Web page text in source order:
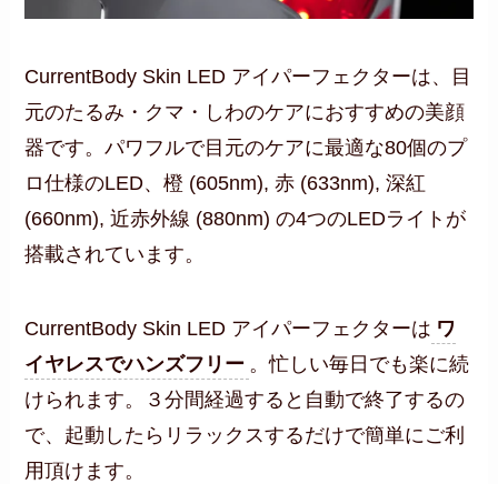
CurrentBody Skin LED アイパーフェクターは、目
元のたるみ・クマ・しわのケアにおすすめの美顔
器です。パワフルで目元のケアに最適な80個のプ
ロ仕様のLED、橙 (605nm), 赤 (633nm), 深紅
(660nm), 近赤外線 (880nm) の4つのLEDライトが
搭載されています。
CurrentBody Skin LED アイパーフェクターは ワ
イヤレスでハンズフリー 。忙しい毎日でも楽に続
けられます。３分間経過すると自動で終了するの
で、起動したらリラックスするだけで簡単にご利
用頂けます。